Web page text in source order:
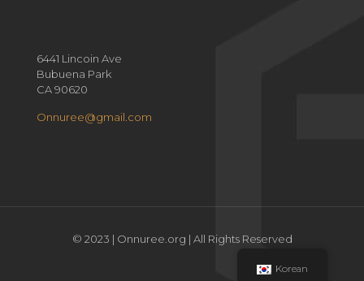
6441 Lincoin Ave
Bubuena Park
CA 90620
Onnuree@gmail.com
© 2023 | Onnuree.org | All Rights Reserved
Korean